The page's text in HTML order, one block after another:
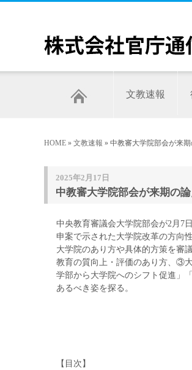
文教速報
HOME » 文教速報 » 中教審大学院部会が来期
2025年2月17日
中教審大学院部会が来期の論
中央教育審議会大学院部会が2月7
申案で示された大学院改革の方向
大学院のあり方や具体的方策を審
教育の質向上・評価のあり方、③
学部から大学院へのシフト促進」
あるべき姿を探る。
【目次】